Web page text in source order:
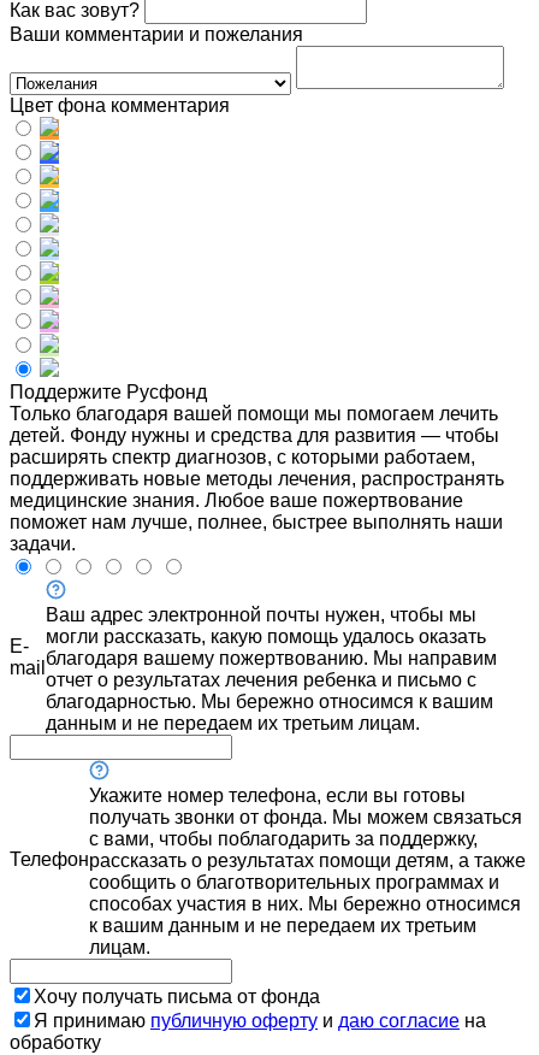
Как вас зовут?
Ваши комментарии и пожелания
Цвет фона комментария
Поддержите Русфонд
Только благодаря вашей помощи мы помогаем лечить
детей. Фонду нужны и средства для развития — чтобы
расширять спектр диагнозов, с которыми работаем,
поддерживать новые методы лечения, распространять
медицинские знания. Любое ваше пожертвование
поможет нам лучше, полнее, быстрее выполнять наши
задачи.
E-
mail
Ваш адрес электронной почты нужен, чтобы мы
могли рассказать, какую помощь удалось оказать
благодаря вашему пожертвованию. Мы направим
отчет о результатах лечения ребенка и письмо с
благодарностью. Мы бережно относимся к вашим
данным и не передаем их третьим лицам.
Телефон
Укажите номер телефона, если вы готовы
получать звонки от фонда. Мы можем связаться
с вами, чтобы поблагодарить за поддержку,
рассказать о результатах помощи детям, а также
сообщить о благотворительных программах и
способах участия в них. Мы бережно относимся
к вашим данным и не передаем их третьим
лицам.
Хочу получать письма от фонда
Я принимаю публичную оферту и даю согласие на
обработку